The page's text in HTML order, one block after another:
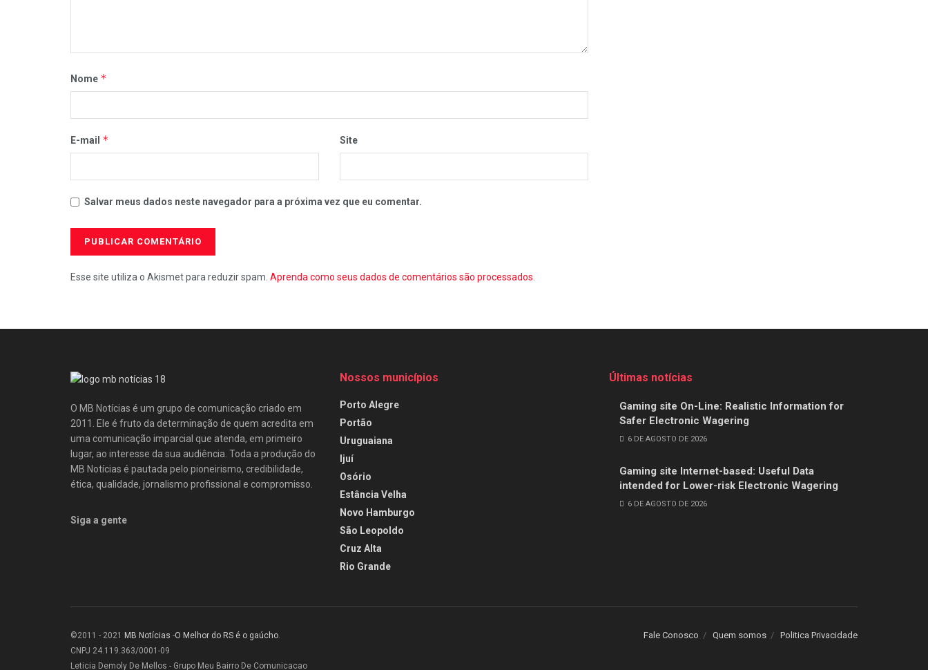
Nome *
E-mail * Site
Salvar meus dados neste navegador para a próxima vez que eu comentar.
Esse site utiliza o Akismet para reduzir spam. Aprenda como seus dados de comentários são processados
O MB Notícias é um grupo de comunicação criado em
2011. Ele é fruto da determinação de quem acredita em
uma comunicação imparcial que atenda, em primeiro
lugar, ao interesse da sua audiência. Toda a produção do
MB Notícias é pautada pelo pioneirismo, credibilidade,
ética, qualidade, jornalismo profissional e compromisso.
Siga a gente
Nossos municípios
Porto Alegre
Portão
Uruguaiana
Ijuí
Osório
Estância Velha
Novo Hamburgo
São Leopoldo
Cruz Alta
Rio Grande
Últimas notícias
Gaming site On-Line: Realistic Information for
Safer Electronic Wagering
6 DE AGOSTO DE 2026
Gaming site Internet-based: Useful Data
intended for Lower-risk Electronic Wagering
6 DE AGOSTO DE 2026
Fale Conosco Quem somos Politica Privacidade
©2011 - 2021 MB Notícias -O Melhor do RS é o gaúcho.
CNPJ 24.119.363/0001-09
Leticia Demoly De Mellos - Grupo Meu Bairro De Comunicacao